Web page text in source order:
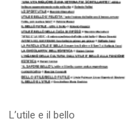
L’utile e il bello